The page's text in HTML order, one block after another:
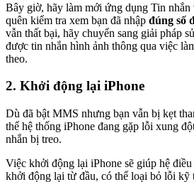
Bây giờ, hãy làm mới ứng dụng Tin
quên kiểm tra xem bạn đã nhập đúng số
vẫn thất bại, hãy chuyển sang giải pháp
được tin nhắn hình ảnh thông qua việc
theo.
2. Khởi động lại iPhone
Dù đã bật MMS nhưng bạn vẫn bị kẹt
thể hệ thống iPhone đang gặp lỗi xung
nhắn bị treo.
Việc khởi động lại iPhone sẽ giúp hệ
khởi động lại từ đầu, có thể loại bỏ lỗi kỹ